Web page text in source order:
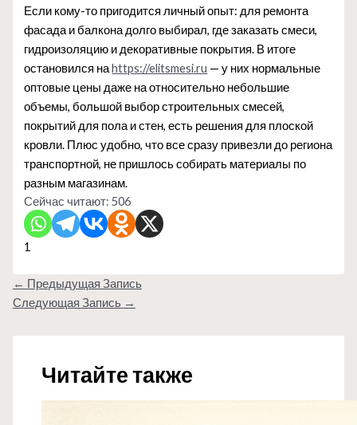
Если кому-то пригодится личный опыт: для ремонта
фасада и балкона долго выбирал, где заказать смеси,
гидроизоляцию и декоративные покрытия. В итоге
остановился наhttps://elitsmesi.ru — у них нормальные
оптовые цены даже на относительно небольшие
объемы, большой выбор строительных смесей,
покрытий для пола и стен, есть решения для плоской
кровли. Плюс удобно, что все сразу привезли до региона
транспортной, не пришлось собирать материалы по
разным магазинам.
Сейчас читают: 506
1
← Предыдущая Запись
Следующая Запись →
Читайте также